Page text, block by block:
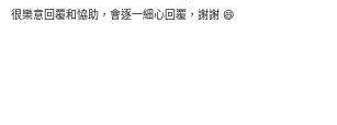
很樂意回覆和恊助，會逐一細心回覆，謝謝 😄